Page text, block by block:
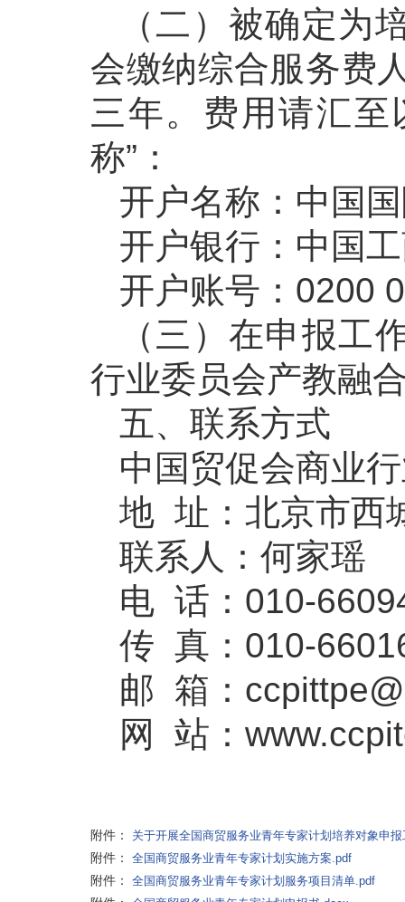
（二）被确定为
会缴纳综合服务费
三年。费用请汇
称”：
开户名称：中国
开户银行：中国
开户账号：0200
（三）在申报工
行业委员会产教融
五、联系方式
中国贸促会商业
地 址：北京市西
联系人：何家瑶
电 话：010-
传 真：010-
邮 箱：
网 站：
附件： 关于开展全国商贸服务业青年专家计划培养对象申
附件： 全国商贸服务业青年专家计划实施方案.pdf
附件： 全国商贸服务业青年专家计划服务项目清单.pdf